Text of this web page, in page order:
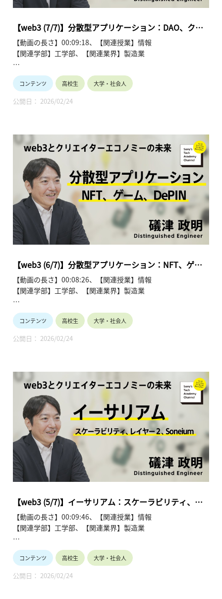
企業や団体の活動内容に触れることで、地元の地域社会・産業
の理解を深めると共に、将来の選択肢の参考としてもらうこと
を目的とします。
【web3 (7/7)】分散型アプリケーション：DAO、クリ
エイターエコノミー | 礒津 政明
【動画の長さ】00:09:18、【関連授業】情報
【関連学部】工学部、【関連業界】製造業
Sony's Tech Academy Channelでは、ソニーのエンジニア
が、私たちの生活の中で活用されているテクノロジーについ
て、基礎から最新情報までわかりやすくお伝えします。
●web3とクリエイターエコノミーの未来~礒津 政明【Sony’s
Tech Academy Channel】
https://www.youtube.com/playlist?
list=PLT57hSt26YAz75U58g8D_Q4RfgzgPEFkx
第1回 クリエイターをエンパワーする新たな３つの要素
第2回 ビットコイン：分散型台帳、暗号技術、ウォレット
第3回 ビットコイン：トランザクションの発行/承認、ブロッ
クチェーン
ンサス
第5回 イーサリアム：スケーラビリティ、レイヤー２、
Soneium
第6回 分散型アプリケーション：NFT、ゲーム、DePIN
第7回 分散型アプリケーション：DAO、クリエイターエコノ
ミー
コンテンツ 高校生 大学・社会人
公開日： 2026/02/24
【web3 (6/7)】分散型アプリケーション：NFT、ゲー
ム、DePIN | 礒津 政明
【動画の長さ】00:08:26、【関連授業】情報
【関連学部】工学部、【関連業界】製造業
Sony's Tech Academy Channelでは、ソニーのエンジニア
が、私たちの生活の中で活用されているテクノロジーについ
て、基礎から最新情報までわかりやすくお伝えします。
●web3とクリエイターエコノミーの未来~礒津 政明【Sony’s
Tech Academy Channel】
https://www.youtube.com/playlist?
list=PLT57hSt26YAz75U58g8D_Q4RfgzgPEFkx
第1回 クリエイターをエンパワーする新たな３つの要素
第2回 ビットコイン：分散型台帳、暗号技術、ウォレット
第3回 ビットコイン：トランザクションの発行/承認、ブロッ
クチェーン
ンサス
第5回 イーサリアム：スケーラビリティ、レイヤー２、
Soneium
第6回 分散型アプリケーション：NFT、ゲーム、DePIN
第7回 分散型アプリケーション：DAO、クリエイターエコノ
ミー
コンテンツ 高校生 大学・社会人
公開日： 2026/02/24
【web3 (5/7)】イーサリアム：スケーラビリティ、レ
イヤー２、Soneium | 礒津 政明
【動画の長さ】00:09:46、【関連授業】情報
【関連学部】工学部、【関連業界】製造業
Sony's Tech Academy Channelでは、ソニーのエンジニア
が、私たちの生活の中で活用されているテクノロジーについ
て、基礎から最新情報までわかりやすくお伝えします。
コンテンツ 高校生 大学・社会人
公開日： 2026/02/24